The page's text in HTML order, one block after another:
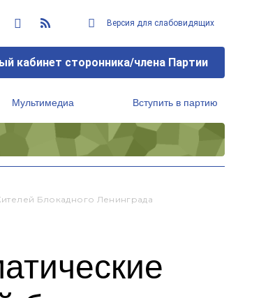
Версия для слабовидящих
кабинет сторонника/члена Партии
Мультимедиа Вступить в партию
Блокадного Ленинграда